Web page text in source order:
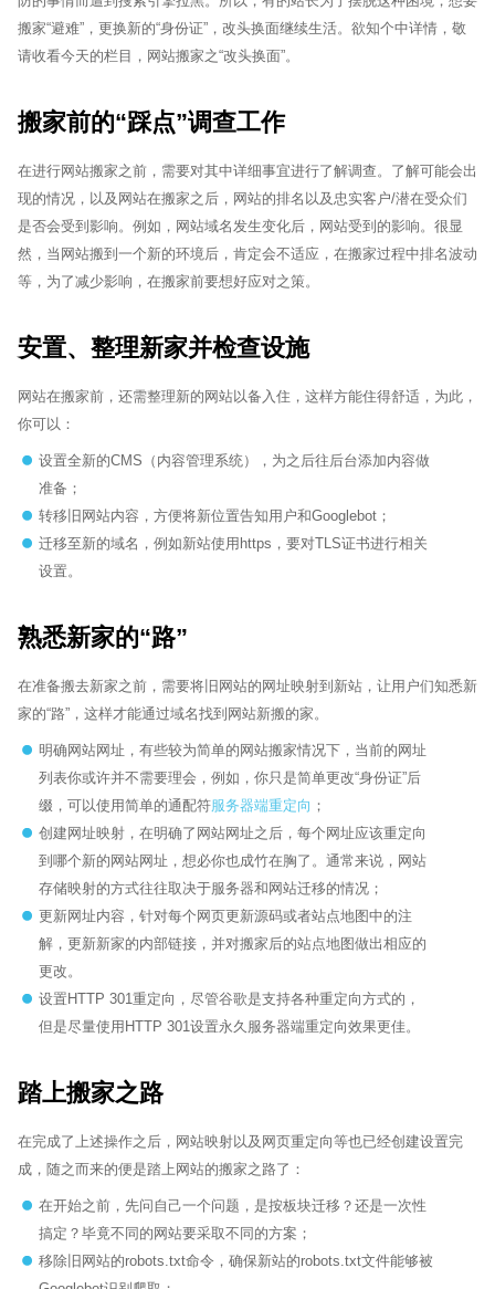
搬家“避难”，更换新的“身份证”，改头换面继续生活。欲知个中详情，敬
请收看今天的栏目，网站搬家之“改头换面”。
搬家前的“踩点”调查工作
在进行网站搬家之前，需要对其中详细事宜进行了解调查。了解可能会出
现的情况，以及网站在搬家之后，网站的排名以及忠实客户/潜在受众们
是否会受到影响。例如，网站域名发生变化后，网站受到的影响。很显
然，当网站搬到一个新的环境后，肯定会不适应，在搬家过程中排名波动
等，为了减少影响，在搬家前要想好应对之策。
安置、整理新家并检查设施
网站在搬家前，还需整理新的网站以备入住，这样方能住得舒适，为此，
你可以：
设置全新的CMS（内容管理系统），为之后往后台添加内容做
准备；
转移旧网站内容，方便将新位置告知用户和Googlebot；
迁移至新的域名，例如新站使用https，要对TLS证书进行相关
设置。
熟悉新家的“路”
在准备搬去新家之前，需要将旧网站的网址映射到新站，让用户们知悉新
家的“路”，这样才能通过域名找到网站新搬的家。
明确网站网址，有些较为简单的网站搬家情况下，当前的网址
列表你或许并不需要理会，例如，你只是简单更改“身份证”后
缀，可以使用简单的通配符服务器端重定向 ；
创建网址映射，在明确了网站网址之后，每个网址应该重定向
到哪个新的网站网址，想必你也成竹在胸了。通常来说，网站
存储映射的方式往往取决于服务器和网站迁移的情况；
更新网址内容，针对每个网页更新源码或者站点地图中的注
解，更新新家的内部链接，并对搬家后的站点地图做出相应的
更改。
设置HTTP 301重定向，尽管谷歌是支持各种重定向方式的，
但是尽量使用HTTP 301设置永久服务器端重定向效果更佳。
踏上搬家之路
在完成了上述操作之后，网站映射以及网页重定向等也已经创建设置完
成，随之而来的便是踏上网站的搬家之路了：
在开始之前，先问自己一个问题，是按板块迁移？还是一次性
搞定？毕竟不同的网站要采取不同的方案；
移除旧网站的robots.txt命令，确保新站的robots.txt文件能够被